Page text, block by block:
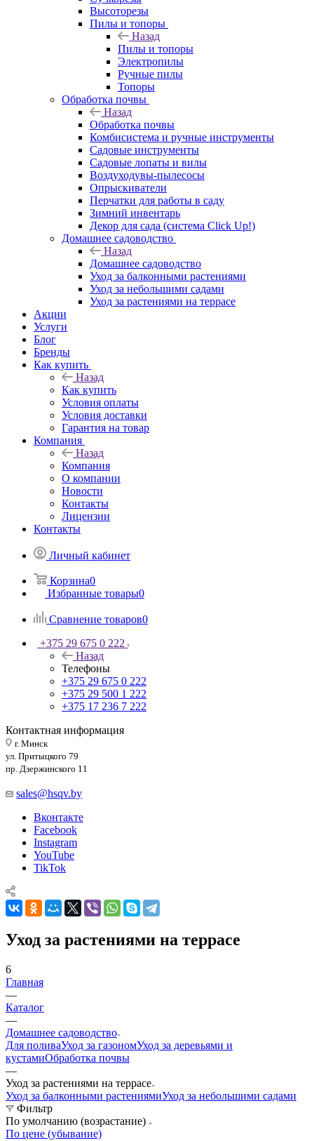
Высоторезы
Пилы и топоры
Назад
Пилы и топоры
Электропилы
Ручные пилы
Топоры
Обработка почвы
Назад
Обработка почвы
Комбисистема и ручные инструменты
Садовые инструменты
Садовые лопаты и вилы
Воздуходувы-пылесосы
Опрыскиватели
Перчатки для работы в саду
Зимний инвентарь
Декор для сада (система Click Up!)
Домашнее садоводство
Назад
Домашнее садоводство
Уход за балконными растениями
Уход за небольшими садами
Уход за растениями на террасе
Акции
Услуги
Блог
Бренды
Как купить
Назад
Как купить
Условия оплаты
Условия доставки
Гарантия на товар
Компания
Назад
Компания
О компании
Новости
Контакты
Лицензии
Контакты
Личный кабинет
Корзина0
Избранные товары0
Сравнение товаров0
+375 29 675 0 222
Назад
Телефоны
+375 29 675 0 222
+375 29 500 1 222
+375 17 236 7 222
Контактная информация
г. Минск
ул. Притыцкого 79
пр. Дзержинского 11
sales@hsqv.by
Вконтакте
Facebook
Instagram
YouTube
TikTok
Уход за растениями на террасе
6
Главная
—
Каталог
—
Домашнее садоводство
Для поливаУход за газономУход за деревьями и
кустамиОбработка почвы
—
Уход за растениями на террасе
Уход за балконными растениямиУход за небольшими садами
Фильтр
По умолчанию (возрастание)
По цене (убывание)